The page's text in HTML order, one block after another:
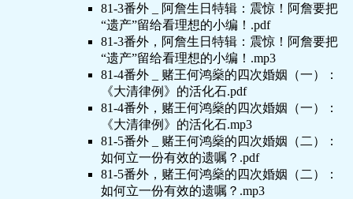
81-3番外 _ 阿詹生日特辑：震惊！阿詹要把
“遗产”留给看理想的小编！.pdf
81-3番外，阿詹生日特辑：震惊！阿詹要把
“遗产”留给看理想的小编！.mp3
81-4番外 _ 赌王何鸿燊的四次婚姻（一）：
《大清律例》的活化石.pdf
81-4番外，赌王何鸿燊的四次婚姻（一）：
《大清律例》的活化石.mp3
81-5番外 _ 赌王何鸿燊的四次婚姻（二）：
如何立一份有效的遗嘱？.pdf
81-5番外，赌王何鸿燊的四次婚姻（二）：
如何立一份有效的遗嘱？.mp3